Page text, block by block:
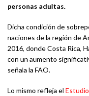
personas adultas.
Dicha condición de
naciones de la región de
2016, donde Costa Rica,
con un aumento
señala la FAO.
Lo mismo refleja el